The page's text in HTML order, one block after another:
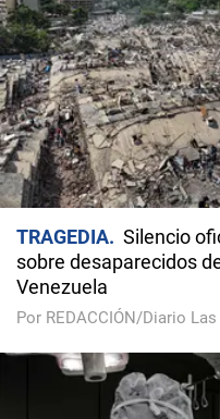
TRAGEDIA
Silencio
sobre desaparecidos
Venezuela
Por REDACCIÓN/Diario